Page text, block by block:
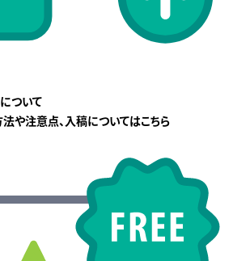
ついて
や注意点、入稿についてはこちら